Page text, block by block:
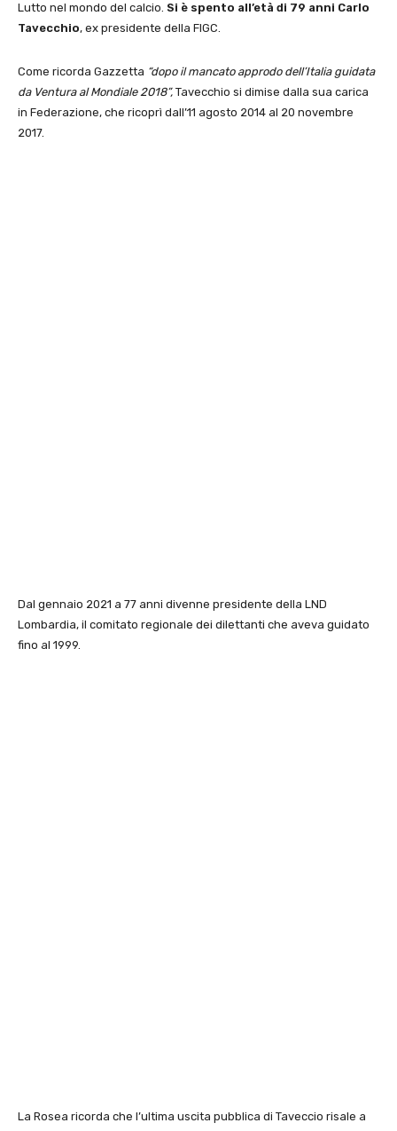
Lutto nel mondo del calcio. Si è spento all’età di 79 anni Carlo
Tavecchio, ex presidente della FIGC.
Come ricorda Gazzetta “dopo il mancato approdo dell’Italia guidata
da Ventura al Mondiale 2018”, Tavecchio si dimise dalla sua carica
in Federazione, che ricoprì dall’11 agosto 2014 al 20 novembre
2017.
Dal gennaio 2021 a 77 anni divenne presidente della LND
Lombardia, il comitato regionale dei dilettanti che aveva guidato
fino al 1999.
La Rosea ricorda che l’ultima uscita pubblica di Taveccio risale a